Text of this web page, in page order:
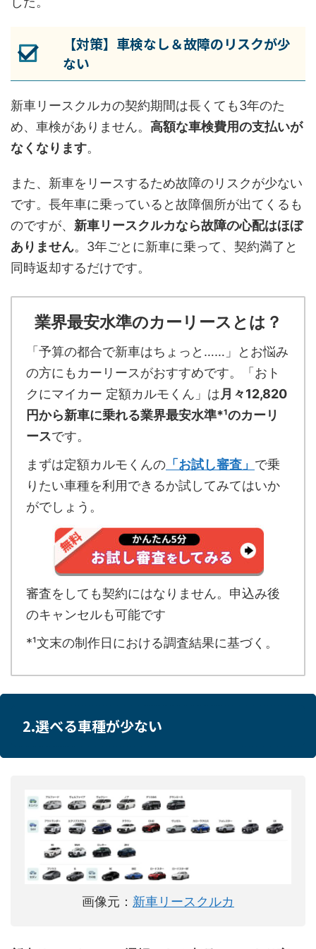
【対策】車検なし＆故障のリスクが少
ない
新車リースクルカの契約期間は長くても3年のた
め、車検がありません。 高額な車検費用の支払いが
なくなります。
また、新車をリースするため故障のリスクが少ない
です。長年車に乗っていると故障個所が出てくるも
のですが、 新車リースクルカなら故障の心配はほぼ
ありません。3年ごとに新車に乗って、契約満了と
同時返却するだけです。
業界最安水準のカーリースとは？
「予算の都合で新車はちょっと……」とお悩み
の方にもカーリースがおすすめです。「おト
クにマイカー 定額カルモくん」は月々12,820
円から新車に乗れる業界最安水準*¹のカーリ
ースです。
まずは定額カルモくんの 「お試し審査」 で乗
りたい車種を利用できるか試してみてはいか
がでしょう。
審査をしても契約にはなりません。申込み後
のキャンセルも可能です
*¹文末の制作日における調査結果に基づく。
2.選べる車種が少ない
画像元： 新車リースクルカ